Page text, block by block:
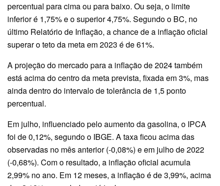
percentual para cima ou para baixo. Ou seja, o limite
inferior é 1,75% e o superior 4,75%. Segundo o BC, no
último Relatório de Inflação, a chance de a inflação oficial
superar o teto da meta em 2023 é de 61%.
A projeção do mercado para a inflação de 2024 também
está acima do centro da meta prevista, fixada em 3%, mas
ainda dentro do intervalo de tolerância de 1,5 ponto
percentual.
Em julho, influenciado pelo aumento da gasolina, o IPCA
foi de 0,12%, segundo o IBGE. A taxa ficou acima das
observadas no mês anterior (-0,08%) e em julho de 2022
(-0,68%). Com o resultado, a inflação oficial acumula
2,99% no ano. Em 12 meses, a inflação é de 3,99%, acima